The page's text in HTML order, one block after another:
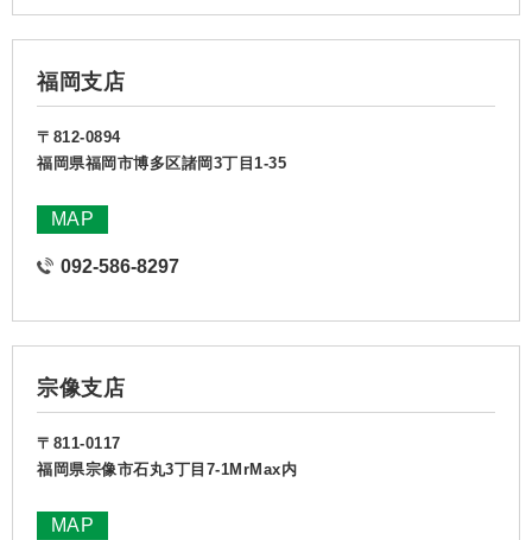
福岡支店
〒812-0894
福岡県福岡市博多区諸岡3丁目1-35
MAP
092-586-8297
宗像支店
〒811-0117
福岡県宗像市石丸3丁目7-1MrMax内
MAP